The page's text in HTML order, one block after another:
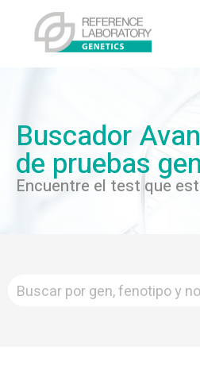
Buscador
de pruebas
Encuentre el test que